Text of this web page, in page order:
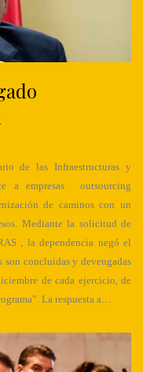
de las Infraestructuras y
a empresas outsourcing
de caminos con un
Mediante la solicitud de
, la dependencia negó el
concluidas y devengadas
de cada ejercicio, de
La respuesta a…